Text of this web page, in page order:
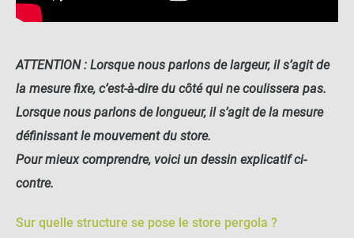
ATTENTION : Lorsque nous parlons de largeur, il s’agit de
la mesure fixe, c’est-à-dire du côté qui ne coulissera pas.
Lorsque nous parlons de longueur, il s’agit de la mesure
définissant le mouvement du store.
Pour mieux comprendre, voici un dessin explicatif ci-
contre.
Sur quelle structure se pose le store pergola ?